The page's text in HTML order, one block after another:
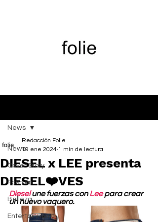
News
Cover Story
Fashion
Belleza
Entertainment
News
DIESEL x LEE presenta
DIESEL❤️VES
Redacción Folie
19 ene 2024 1 min de lectura
Diesel une fuerzas con Lee para crear
un nuevo vaquero.